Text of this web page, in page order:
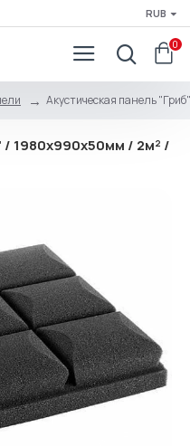
RUB
0
Акустическая панель
/ 1980х990х50мм / 2м² /